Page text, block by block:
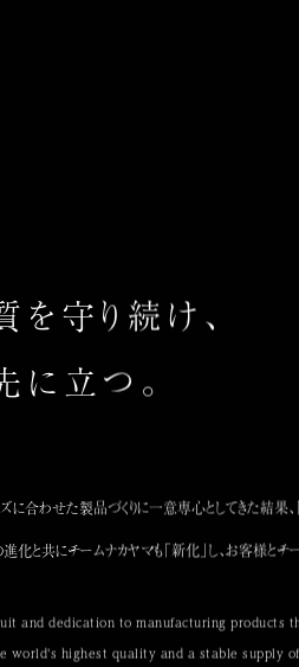
守り続け、
立つ。
に合わせた製品づくりに一意専心としてきた結果
化と共にチームナカヤマも「新化」し、お客様と
and dedication to manufacturing products
world's highest quality and a stable supply